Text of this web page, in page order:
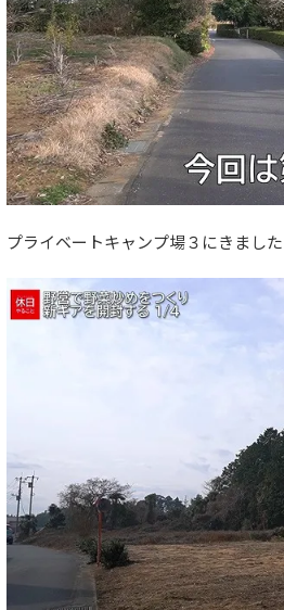
プライベートキャンプ場３にきまし